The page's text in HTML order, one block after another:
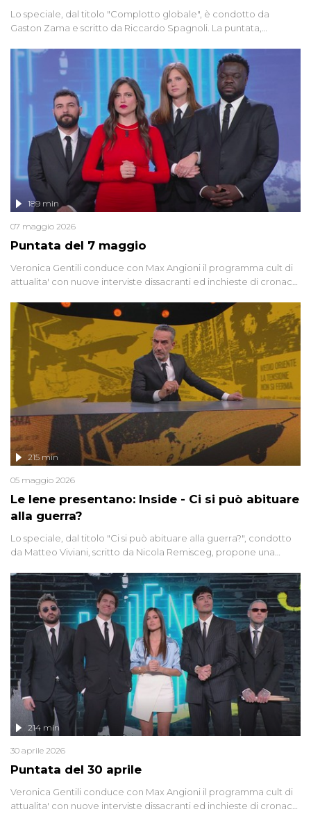
Lo speciale, dal titolo "Complotto globale", è condotto da
Gaston Zama e scritto da Riccardo Spagnoli. La puntata,
racconta l'universo delle narrazioni alternative, dei sospetti
globali e del complottismo che negli ultimi anni hanno invaso
social network, talk show, piazze digitali e immaginario collettivo.
Puntata del 7 maggio
189 min
07 maggio 2026
Veronica Gentili conduce con Max Angioni il programma cult di
attualita' con nuove interviste dissacranti ed inchieste di cronaca
Le Iene presentano: Inside - Ci si può abituare
alla guerra?
215 min
05 maggio 2026
Lo speciale, dal titolo "Ci si può abituare alla guerra?", condotto
da Matteo Viviani, scritto da Nicola Remisceg, propone una
di settore - su quanto la guerra sia diventata una realtà pervasiva.
Anche se l'Italia non è direttamente coinvolta in conflitti armati, il
contesto globale rende impossibile considerarla un fenomeno
lontano.
Puntata del 30 aprile
214 min
30 aprile 2026
Veronica Gentili conduce con Max Angioni il programma cult di
attualita' con nuove interviste dissacranti ed inchieste di cronaca